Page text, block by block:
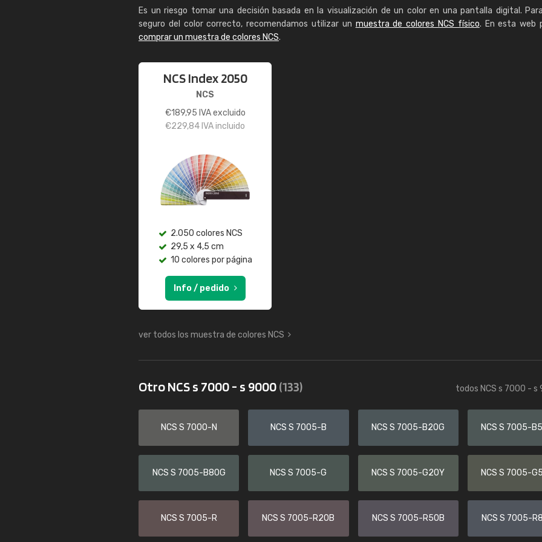
Es un riesgo tomar una decisión basada en la visualización de un color en una pantalla digital.
seguro del color correcto, recomendamos utilizar un muestra de colores NCS físico. En esta web
comprar un muestra de colores NCS.
NCS Index 2050
NCS
€189,95 IVA excluido
€229,84 IVA incluido
2.050 colores NCS
29,5 x 4,5 cm
10 colores por página
Info / pedido
ver todos los muestra de colores NCS
Otro NCS s 7000 - s 9000(133) todos NCS s 7000 - s
NCS S 7000-N NCS S 7005-B NCS S 7005-B20G NCS S 7005-
NCS S 7005-B80G NCS S 7005-G NCS S 7005-G20Y NCS S 7005-
NCS S 7005-R NCS S 7005-R20B NCS S 7005-R50B NCS S 7005-